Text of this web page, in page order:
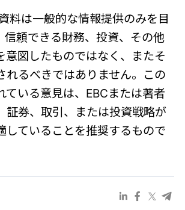
料は一般的な情報提供のみを目
信頼できる財務、投資、その他
意図したものではなく、またそ
れるべきではありません。この
ている意見は、EBCまたは著者
証券、取引、または投資戦略が
していることを推奨するもので